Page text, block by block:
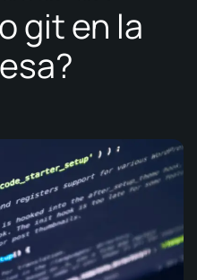
git en la